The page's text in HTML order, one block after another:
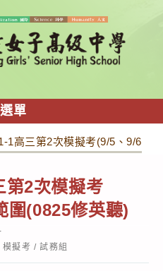
選單
1高三第2次模擬考(9/5、9/6)日
第2次模擬考
圍(0825修英聽)
模擬考 / 試務組